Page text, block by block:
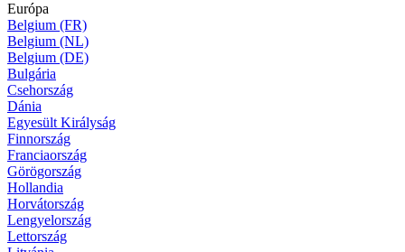
Európa
Belgium (FR)
Belgium (NL)
Belgium (DE)
Bulgária
Csehország
Dánia
Egyesült Királyság
Finnország
Franciaország
Görögország
Hollandia
Horvátország
Lengyelország
Lettország